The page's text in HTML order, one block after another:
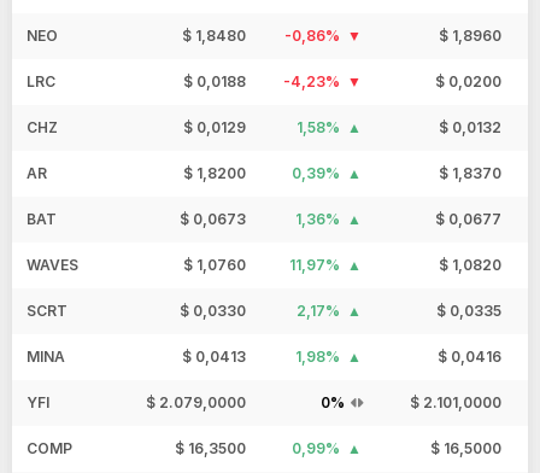
NEO $ 1,8480 -0,86% $ 1,8960
LRC $ 0,0188 -4,23% $ 0,0200
CHZ $ 0,0129 1,58% $ 0,0132
AR $ 1,8200 0,39% $ 1,8370
BAT $ 0,0673 1,36% $ 0,0677
WAVES $ 1,0760 11,97% $ 1,0820
SCRT $ 0,0330 2,17% $ 0,0335
MINA $ 0,0413 1,98% $ 0,0416
YFI $ 2.079,0000 0% $ 2.101,0000
COMP $ 16,3500 0,99% $ 16,5000